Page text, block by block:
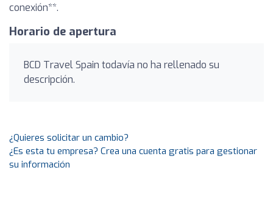
conexión**.
Horario de apertura
BCD Travel Spain todavía no ha rellenado su
descripción.
¿Quieres solicitar un cambio?
¿Es esta tu empresa? Crea una cuenta gratis para gestionar
su información